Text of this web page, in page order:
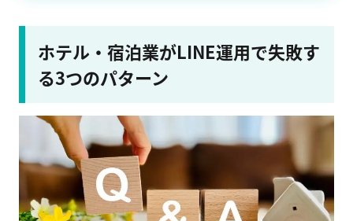
ホテル・宿泊業がLINE運用で失敗す
る3つのパターン